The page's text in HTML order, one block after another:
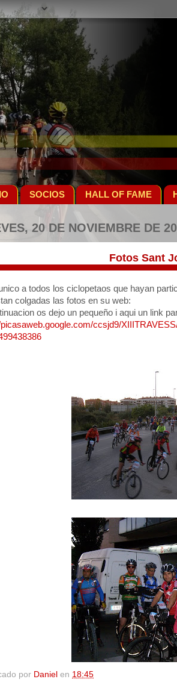
SOCIOS HALL OF FAME
20 DE NOVIEMBRE DE
Fotos Sant
a todos los ciclopetaos que hayan
colgadas las fotos en su web:
os dejo un pequeño i aqui un link
picasaweb.google.com/ccsjd9/
por Daniel en 18:45